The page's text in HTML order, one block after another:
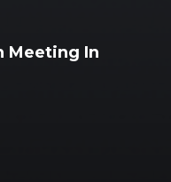
Meeting In